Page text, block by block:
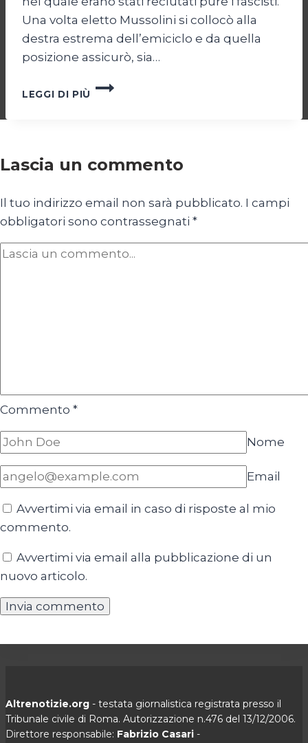
Una volta eletto Mussolini si collocò alla
destra estrema dell’emiciclo e da quella
posizione assicurò, sia…
LEGGI DI PIÙ
IL
Lascia un commento
Il tuo indirizzo email non sarà pubblicato. I campi
obbligatori sono contrassegnati *
Commento *
Nome
Email
Avvertimi via email in caso di risposte al mio
commento.
Avvertimi via email alla pubblicazione di un
nuovo articolo.
Altrenotizie.org - testata giornalistica registrata presso il
Tribunale civile di Roma. Autorizzazione n.476 del 13/12/2006.
Direttore responsabile: Fabrizio Casari -